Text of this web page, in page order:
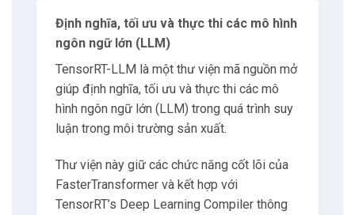
Gia tăng hiệu suất suy luận
4.1 Sử dụng INT8 và FP16 optimizations
4.3 Sử dụng Triton để triển khai và mở rộng
Định nghĩa, tối ưu và thực thi các mô hình
ngôn ngữ lớn (LLM)
TensorRT-LLM là một thư viện mã nguồn mở
giúp định nghĩa, tối ưu và thực thi các mô
hình ngôn ngữ lớn (LLM) trong quá trình suy
luận trong môi trường sản xuất.
Thư viện này giữ các chức năng cốt lõi của
FasterTransformer và kết hợp với
TensorRT’s Deep Learning Compiler thông